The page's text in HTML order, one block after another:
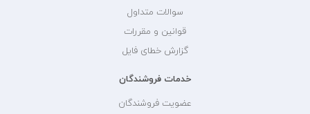
سوالات متداول
قوانین و مقررات
گزارش خطای فایل
خدمات فروشندگان
عضویت فروشندگان